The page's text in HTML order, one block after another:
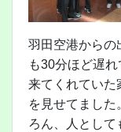
羽田空港からの
も30分ほど遅
来てくれていた
を見せてました
ろん、人として